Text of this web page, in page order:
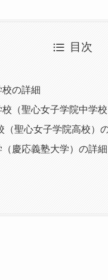
目次
の詳細
（聖心女子学院中学
（聖心女子学院高校）
慶応義塾大学）の詳細